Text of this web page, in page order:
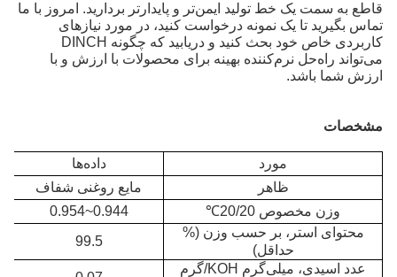
قاطع به سمت یک خط تولید ایمن‌تر و پایدارتر بردارید. امروز با ما
تماس بگیرید تا یک نمونه درخواست کنید، در مورد نیازهای
کاربردی خاص خود بحث کنید و دریابید که چگونه DINCH
می‌تواند راه‌حل نرم‌کننده بهینه برای محصولات با ارزش و با
ارزش شما باشد.
مشخصات
مورد
داده‌ها
ظاهر
مایع روغنی شفاف
وزن مخصوص 20/20
℃
0.944~0.954
محتوای استر، بر حسب وزن (%
حداقل)
99.5
عدد اسیدی، میلی‌گرم KOH/گرم